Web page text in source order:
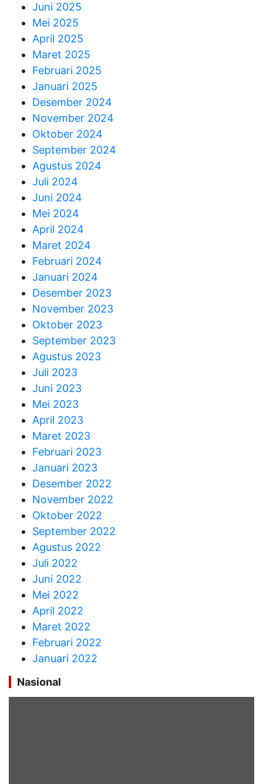
Juni 2025
Mei 2025
April 2025
Maret 2025
Februari 2025
Januari 2025
Desember 2024
November 2024
Oktober 2024
September 2024
Agustus 2024
Juli 2024
Juni 2024
Mei 2024
April 2024
Maret 2024
Februari 2024
Januari 2024
Desember 2023
November 2023
Oktober 2023
September 2023
Agustus 2023
Juli 2023
Juni 2023
Mei 2023
April 2023
Maret 2023
Februari 2023
Januari 2023
Desember 2022
November 2022
Oktober 2022
September 2022
Agustus 2022
Juli 2022
Juni 2022
Mei 2022
April 2022
Maret 2022
Februari 2022
Januari 2022
Nasional